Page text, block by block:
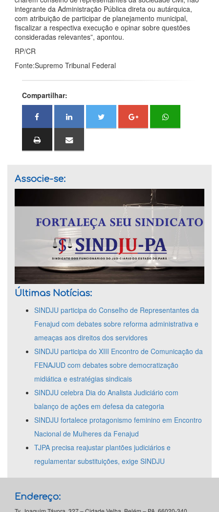
integrante da Administração Pública direta ou autárquica,
com atribuição de participar de planejamento municipal,
fiscalizar a respectiva execução e opinar sobre questões
consideradas relevantes”, apontou.
RP/CR
Fonte:Supremo Tribunal Federal
Compartilhar:
Associe-se:
Últimas Notícias:
SINDJU participa do Conselho de Representantes da
Fenajud com debates sobre reforma administrativa e
ameaças aos direitos dos servidores
SINDJU participa do XIII Encontro de Comunicação da
FENAJUD com debates sobre democratização
midiática e estratégias sindicais
SINDJU celebra Dia do Analista Judiciário com
balanço de ações em defesa da categoria
SINDJU fortalece protagonismo feminino em Encontro
Nacional de Mulheres da Fenajud
TJPA precisa reajustar plantões judiciários e
regulamentar substituições, exige SINDJU
Endereço: